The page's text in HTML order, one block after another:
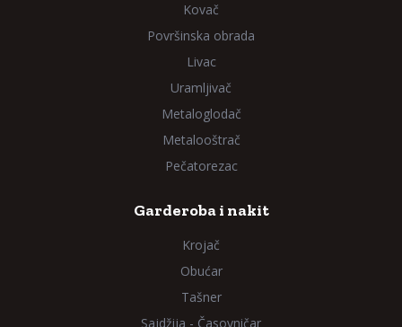
Kovač
Površinska obrada
Livac
Uramljivač
Metaloglodač
Metalooštrač
Pečatorezac
Garderoba i nakit
Krojač
Obućar
Tašner
Sajdžija - Časovničar